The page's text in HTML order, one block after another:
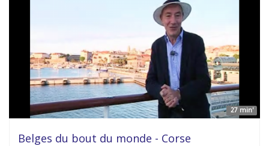
27 min'
Belges du bout du monde - Corse